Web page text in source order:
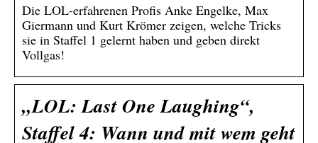
Die LOL-erfahrenen Profis Anke Engelke, Max
Giermann und Kurt Krömer zeigen, welche Tricks
sie in Staffel 1 gelernt haben und geben direkt
Vollgas!
„LOL: Last One Laughing“,
Staffel 4: Wann und mit wem geht